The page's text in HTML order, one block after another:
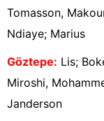
Tomasson,
Ndiaye; Marius
Göztepe: Lis;
Miroshi,
Janderson